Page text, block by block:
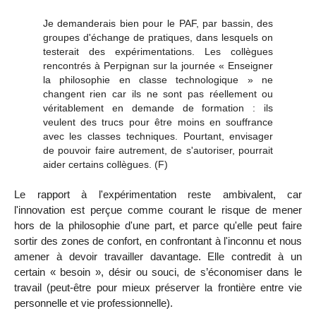
Je demanderais bien pour le PAF, par bassin, des
groupes d'échange de pratiques, dans lesquels on
testerait des expérimentations. Les collègues
rencontrés à Perpignan sur la journée « Enseigner
la philosophie en classe technologique » ne
changent rien car ils ne sont pas réellement ou
véritablement en demande de formation : ils
veulent des trucs pour être moins en souffrance
avec les classes techniques. Pourtant, envisager
de pouvoir faire autrement, de s'autoriser, pourrait
aider certains collègues. (F)
Le rapport à l'expérimentation reste ambivalent, car
l'innovation est perçue comme courant le risque de mener
hors de la philosophie d'une part, et parce qu'elle peut faire
sortir des zones de confort, en confrontant à l'inconnu et nous
amener à devoir travailler davantage. Elle contredit à un
certain « besoin », désir ou souci, de s’économiser dans le
travail (peut-être pour mieux préserver la frontière entre vie
personnelle et vie professionnelle).